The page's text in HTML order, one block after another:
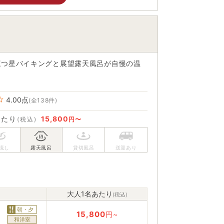
星バイキングと展望露天風呂が自慢の温
4.00点(全138件)
り (税込) 15,800 円〜
大人1名あたり (税込)
朝・夕
和洋室
15,800円~